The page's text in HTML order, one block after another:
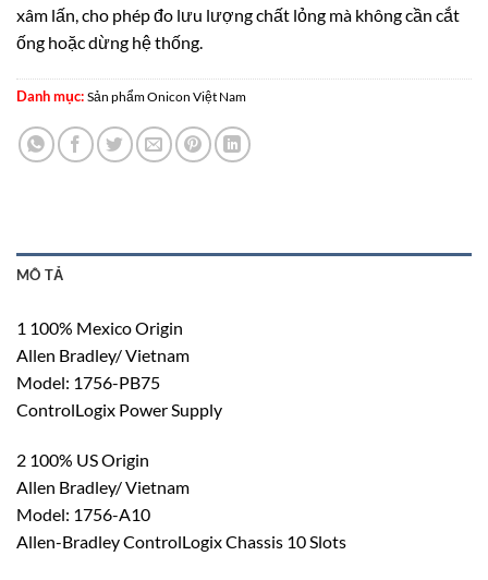
xâm lấn, cho phép đo lưu lượng chất lỏng mà không cần cắt
ống hoặc dừng hệ thống.
Danh mục: Sản phẩm Onicon Việt Nam
MÔ TẢ
1 100% Mexico Origin
Allen Bradley/ Vietnam
Model: 1756-PB75
ControlLogix Power Supply
2 100% US Origin
Allen Bradley/ Vietnam
Model: 1756-A10
Allen-Bradley ControlLogix Chassis 10 Slots